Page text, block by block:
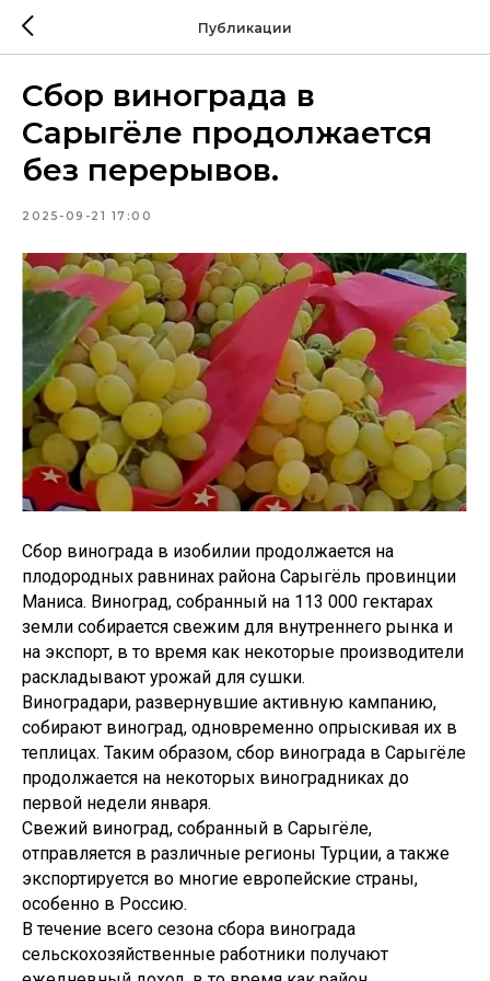
Публикации
Сбор винограда в
Сарыгёле продолжается
без перерывов.
2025-09-21 17:00
Сбор винограда в изобилии продолжается на
плодородных равнинах района Сарыгёль провинции
Маниса. Виноград, собранный на 113 000 гектарах
земли собирается свежим для внутреннего рынка и
на экспорт, в то время как некоторые производители
раскладывают урожай для сушки.
Виноградари, развернувшие активную кампанию,
собирают виноград, одновременно опрыскивая их в
теплицах. Таким образом, сбор винограда в Сарыгёле
продолжается на некоторых виноградниках до
первой недели января.
Свежий виноград, собранный в Сарыгёле,
отправляется в различные регионы Турции, а также
экспортируется во многие европейские страны,
особенно в Россию.
В течение всего сезона сбора винограда
сельскохозяйственные работники получают